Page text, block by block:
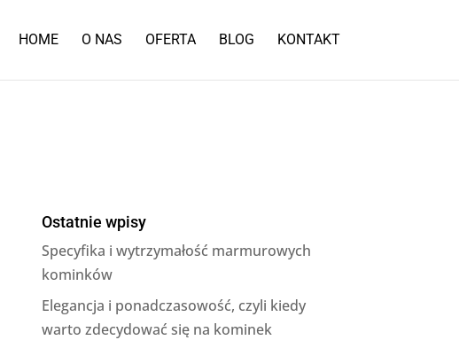
HOME O NAS OFERTA BLOG KONTAKT
Ostatnie wpisy
Specyfika i wytrzymałość marmurowych
kominków
Elegancja i ponadczasowość, czyli kiedy
warto zdecydować się na kominek